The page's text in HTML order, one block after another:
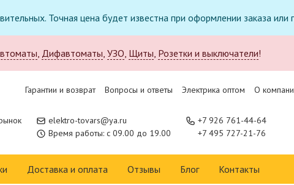
Точная цена будет известна при оформлении заказа
, Дифавтоматы, УЗО, Щиты, Розетки и выключатели!
Гарантии и возврат Вопросы и ответы Электрика оптом О
elektro-tovars@ya.ru
Время работы: с 09.00 до 19.00
+7 926 761-44-64
+7 495 727-21-76
Доставка и оплата Отзывы Блог Контакты